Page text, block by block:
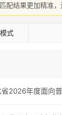
配结果更加精准，
式
2026年度面向